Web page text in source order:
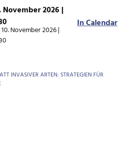
November 2026 |
10. November 2026 |
In Calendar
INVASIVER ARTEN: STRATEGIEN FÜR